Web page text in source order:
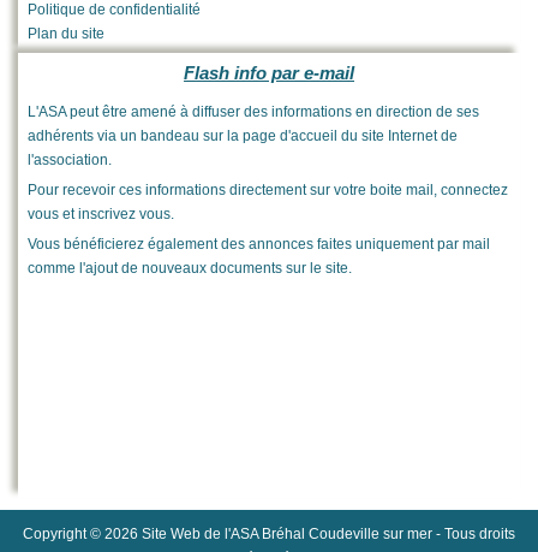
Politique de confidentialité
Plan du site
Flash info par e-mail
L'ASA peut être amené à diffuser des informations en direction de ses
adhérents via un bandeau sur la page d'accueil du site Internet de
l'association.
Pour recevoir ces informations directement sur votre boite mail, connectez
vous et inscrivez vous.
Vous bénéficierez également des annonces faites uniquement par mail
comme l'ajout de nouveaux documents sur le site.
Copyright © 2026 Site Web de l'ASA Bréhal Coudeville sur mer - Tous droits